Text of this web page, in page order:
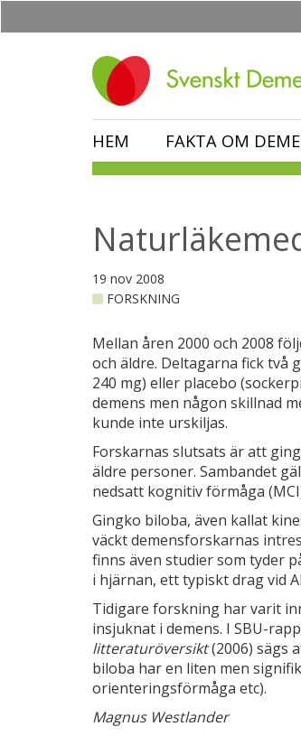
HEM FAKTA OM
19 nov 2008
FORSKNING
Mellan åren 2000 och 2008
och äldre. Deltagarna fick
240 mg) eller placebo
demens men någon skillnad
kunde inte urskiljas.
Forskarnas slutsats är att
äldre personer. Sambandet
nedsatt kognitiv förmåga
Gingko biloba, även kallat
väckt demensforskarnas
finns även studier som tyder
i hjärnan, ett typiskt drag vid
Tidigare forskning har varit
insjuknat i demens. I SBU-
litteraturöversikt(2006) sägs
biloba har en liten men
orienteringsförmåga etc).
Magnus Westlander